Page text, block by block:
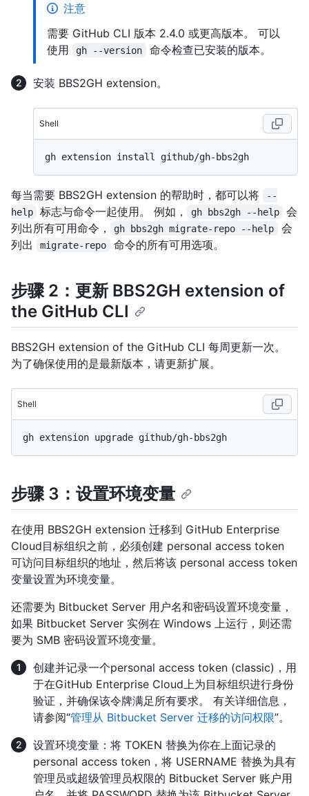
注意
需要 GitHub CLI 版本 2.4.0 或更高版本。 可以
使用
gh --version 命令检查已安装的版本。
安装 BBS2GH extension。
Shell
每当需要 BBS2GH extension 的帮助时，都可以将
--
help
标志与命令一起使用。 例如， gh bbs2gh --help
会
列出所有可用命令，
gh bbs2gh migrate-repo --help
会
列出
migrate-repo 命令的所有可用选项。
步骤 2：更新 BBS2GH extension of
the GitHub CLI
BBS2GH extension of the GitHub CLI 每周更新一次。
为了确保使用的是最新版本，请更新扩展。
Shell
步骤 3：设置环境变量
在使用 BBS2GH extension 迁移到 GitHub Enterprise
Cloud目标组织之前，必须创建 personal access token
可访问目标组织的地址，然后将该 personal access token
变量设置为环境变量。
还需要为 Bitbucket Server 用户名和密码设置环境变量，
如果 Bitbucket Server 实例在 Windows 上运行，则还需
要为 SMB 密码设置环境变量。
创建并记录一个personal access token (classic)，用
于在GitHub Enterprise Cloud上为目标组织进行身份
验证，并确保该令牌满足所有要求。 有关详细信息，
请参阅“管理从 Bitbucket Server 迁移的访问权限”。
设置环境变量：将 TOKEN 替换为你在上面记录的
personal access token，将 USERNAME 替换为具有
管理员或超级管理员权限的 Bitbucket Server 账户用